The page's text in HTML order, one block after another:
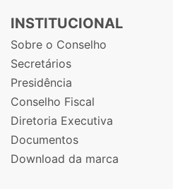
INSTITUCIONAL
Sobre o Conselho
Secretários
Presidência
Conselho Fiscal
Diretoria Executiva
Documentos
Download da marca